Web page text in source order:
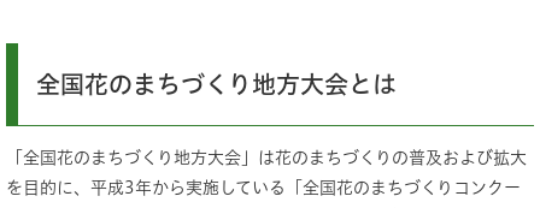
全国花のまちづくり地方大会とは
「全国花のまちづくり地方大会」は花のまちづくりの普及および拡大
を目的に、平成3年から実施している「全国花のまちづくりコンクー